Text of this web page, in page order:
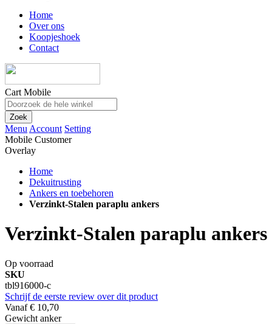
Home
Over ons
Koopjeshoek
Contact
Cart Mobile
Zoek
Menu Account Setting
Mobile Customer
Overlay
Home
Dekuitrusting
Ankers en toebehoren
Verzinkt-Stalen paraplu ankers
Verzinkt-Stalen paraplu ankers
Op voorraad
SKU
tbl916000-c
Schrijf de eerste review over dit product
Vanaf € 10,70
Gewicht anker